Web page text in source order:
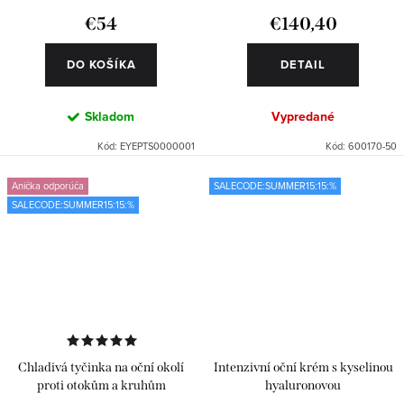
€54
DO KOŠÍKA
Skladom
Kód: EYEPTS0000001
€140,40
DETAIL
Vypredané
Kód: 600170-50
Anička odporúča
SALECODE:SUMMER15:15:%
Chladivá tyčinka na oční okolí
proti otokům a kruhům
SALECODE:SUMMER15:15:%
Intenzivní oční krém s kyselinou
hyaluronovou